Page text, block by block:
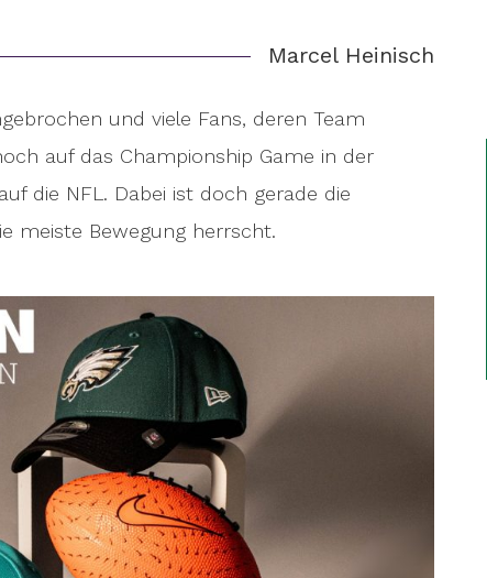
Marcel Heinisch
und viele Fans, deren Team
auf das Championship Game in der
die NFL. Dabei ist doch gerade die
meiste Bewegung herrscht.